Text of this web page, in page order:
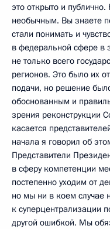
это открыто и
необычным. Вы знаете
стали понимать и
в федеральной сфере в
не только всего
регионов. Это было их
подачи, но решение
обоснованным и
зрения реконструкции
касается
начала я говорил об
Представители
в сферу компетенции
постепенно уходим от
но мы ни в коем случае
к суперцентрализации
другой ошибкой. Мы